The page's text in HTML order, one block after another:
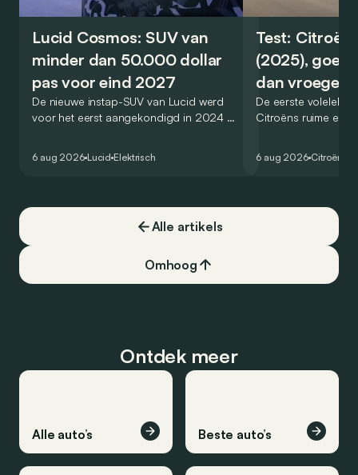
Lucid Cosmos: SUV van
minder dan 50.000 dollar
pas voor eind 2027
De nieuwe instap-SUV van Lucid werd
voor het eerst aangekondigd in 2024 en
constructeur vervoegen.
6 aug 2026 Lucid Elektrisch
Test: Citroën
(2025), goed
dan vroeger
De eerste
Citroëns ruime en
dat ook gelukt?
6 aug 2026 Citroën
Alle artikels
Omhoog
Ontdek meer
Alle auto’s Beste auto’s